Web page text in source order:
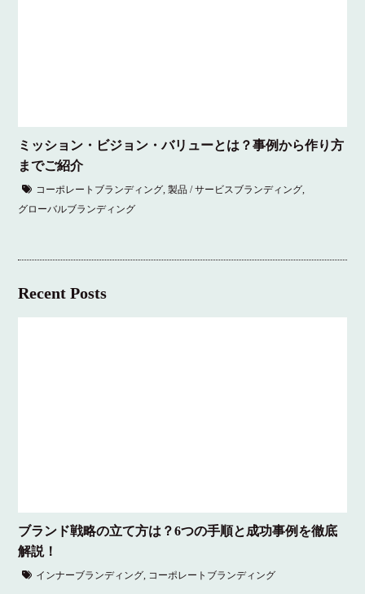
ミッション・ビジョン・バリューとは？事例から作り方
までご紹介
コーポレートブランディング ,製品 / サービスブランディング
グローバルブランディング
Recent Posts
ブランド戦略の立て方は？6つの手順と成功事例を徹底
解説！
インナーブランディング コーポレートブランディング